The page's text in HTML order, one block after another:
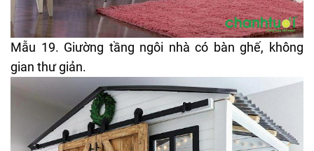
Mẫu 19. Giường tầng ngôi nhà có bàn ghế, không
gian thư giản.